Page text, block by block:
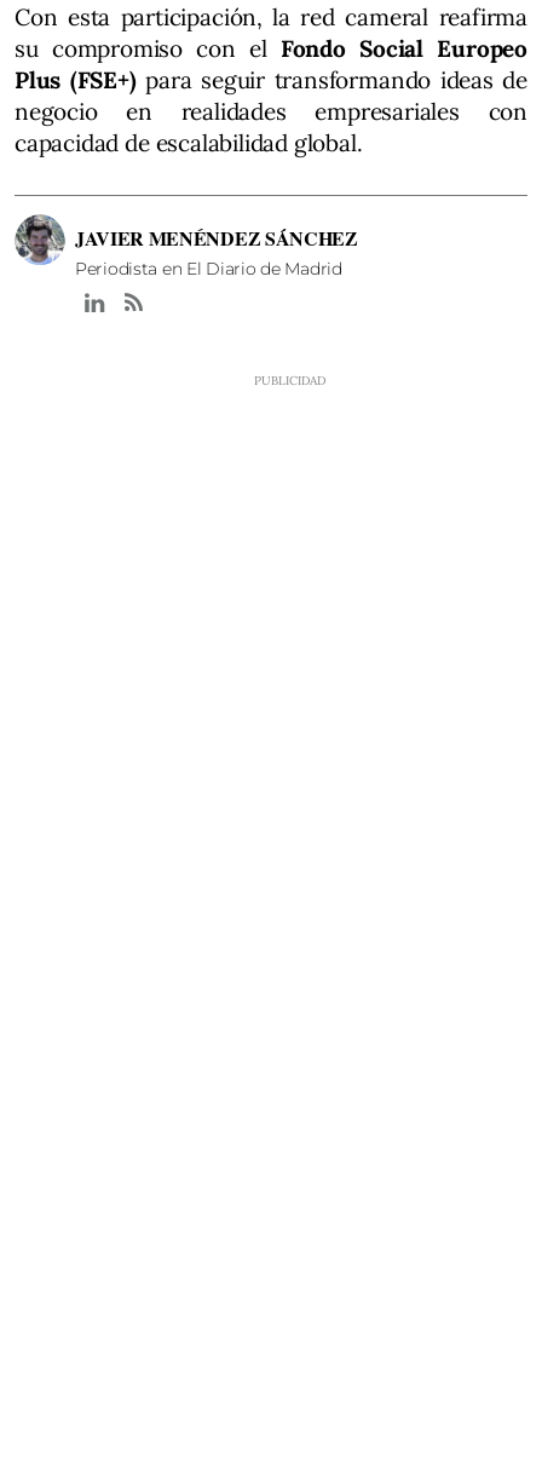
Con esta participación, la red cameral reafirma
su compromiso con el Fondo Social Europeo
Plus (FSE+)para seguir transformando ideas de
negocio en realidades empresariales con
capacidad de escalabilidad global.
JAVIER MENÉNDEZ SÁNCHEZ
Periodista en El Diario de Madrid